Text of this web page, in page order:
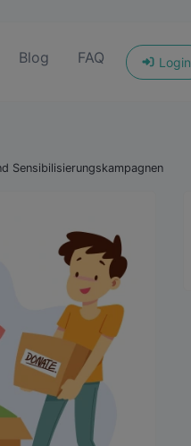
Blog FAQ Login
Sensibilisierungskampagnen